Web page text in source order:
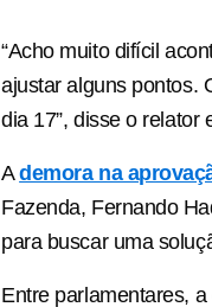
“Acho muito difícil
ajustar alguns pontos.
dia 17”, disse o relator
Ademora na
Fazenda, Fernando
para buscar uma
Entre parlamentares,